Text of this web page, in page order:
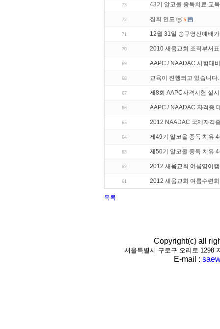
73 43기 알코올 중독치료 교
72 집회 인도 5
71 12월 31일 송구영신예배
70 2010 새움교회 조직부서표
69 AAPC / NAADAC 시험대
68 교육이 진행되고 있습니다.
67 제8회 AAPC자격시험 실시
66 AAPC / NAADAC 자격증
65 2012 NAADAC 국제자격
64 제49기 알코올 중독 치유
63 제50기 알코올 중독 치유
62 2012 새움교회 여름영어
61 2012 새움교회 여름수련
목록
Copyright(c) all
서울특별시 구로구 오리로 1298
E-mail :